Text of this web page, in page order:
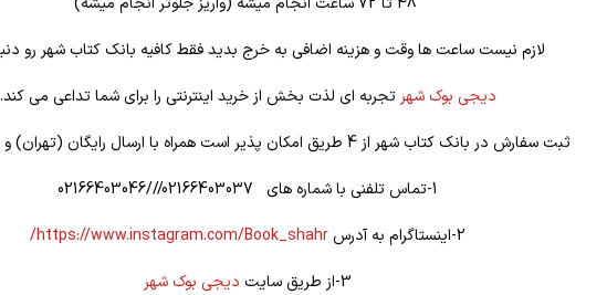
لازم نیست ساعت ها وقت و هزینه اضافی به خرج بدید فقط کافیه بانک کتاب شهر رو
دیجی بوک شهر تجربه ای لذت بخش از خرید اینترنتی را برای شما تداعی می کند.
ثبت سفارش در بانک کتاب شهر از 4 طریق امکان پذیر است همراه با ارسال رایگان (تهران) و تخفیف ویژه
1-تماس تلفنی با شماره های 02166403037///02166403046
2-اینستاگرام به آدرس
https://www.instagram.com/Book_shahr/
3-از طریق سایت
دیجی بوک شهر